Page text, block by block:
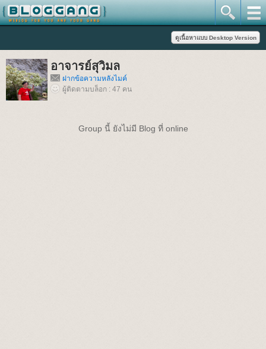
อาจารย์สุวิมล
ฝากข้อความหลังไมค์
ผู้ติดตามบล็อก : 47 คน
Group นี้ ยังไม่มี Blog ที่ online